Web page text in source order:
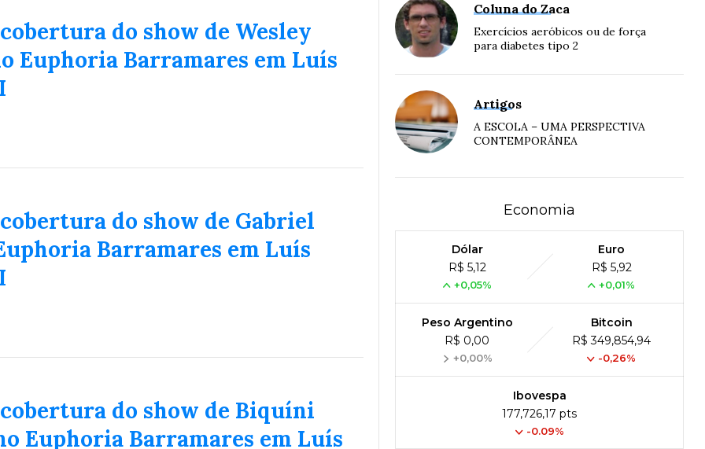
do show de Wesley
Euphoria Barramares em Luís
do show de Gabriel
Barramares em Luís
do show de Biquíni
Euphoria Barramares em Luís
Coluna do Zaca
Exercícios aeróbicos ou de força
para diabetes tipo 2
Artigos
A ESCOLA – UMA PERSPECTIVA
CONTEMPORÂNEA
Economia
Dólar
R$ 5,12
+0,05%
Euro
R$ 5,92
+0,01%
Peso Argentino
R$ 0,00
+0,00%
Bitcoin
R$ 349,854,94
-0,26%
Ibovespa
177,726,17 pts
-0.09%